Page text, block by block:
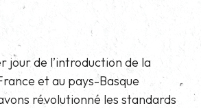
jour de l’introduction de la
et au pays-Basque
révolutionné les standards